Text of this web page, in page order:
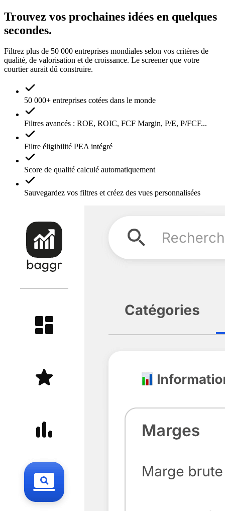
Trouvez vos prochaines idées en quelques
secondes.
Filtrez plus de 50 000 entreprises mondiales selon vos critères de
qualité, de valorisation et de croissance. Le screener que votre
courtier aurait dû construire.
50 000+ entreprises cotées dans le monde
Filtres avancés : ROE, ROIC, FCF Margin, P/E, P/FCF...
Filtre éligibilité PEA intégré
Score de qualité calculé automatiquement
Sauvegardez vos filtres et créez des vues personnalisées